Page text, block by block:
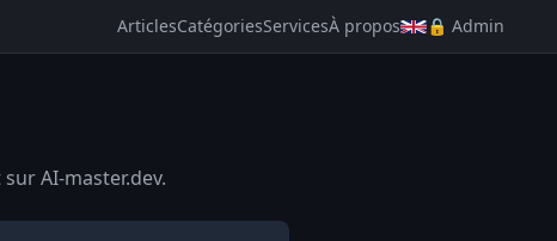
ArticlesCatégoriesServicesÀ propos 🔒 Admin
AI-master.dev.